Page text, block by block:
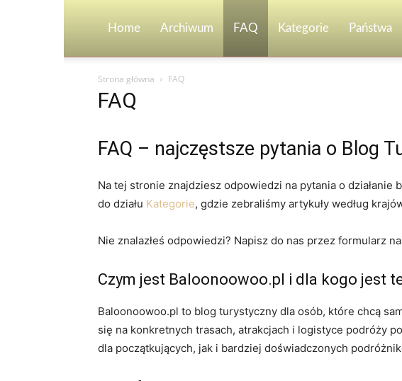
Home Archiwum FAQ Kategorie Państwa
Strona główna FAQ
FAQ
FAQ – najczęstsze pytania o Blog
Na tej stronie znajdziesz odpowiedzi na pytania o
do działu Kategorie, gdzie zebraliśmy artykuły według
Nie znalazłeś odpowiedzi? Napisz do nas przez formularz
Czym jest Baloonoowoo.pl i dla kogo jest
Baloonoowoo.pl to blog turystyczny dla osób, które chcą
się na konkretnych trasach, atrakcjach i logistyce podróży
dla początkujących, jak i bardziej doświadczonych